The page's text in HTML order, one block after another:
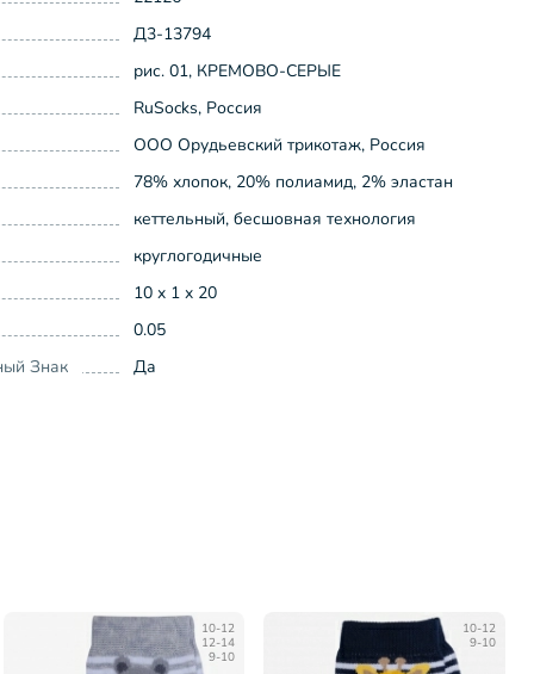
Д3-13794
рис. 01, КРЕМОВО-СЕРЫЕ
RuSocks, Россия
ООО Орудьевский трикотаж, Россия
78% хлопок, 20% полиамид, 2% эластан
кеттельный, бесшовная технология
круглогодичные
10 x 1 x 20
0.05
Знак
Да
10-12
12-14
9-10
10-12
9-10